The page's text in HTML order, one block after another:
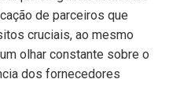
de parceiros que
cruciais, ao mesmo
olhar constante sobre o
dos fornecedores